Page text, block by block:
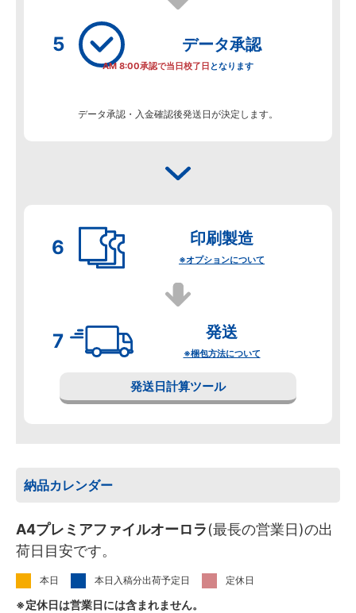
データ承認
AM 8:00承認で当日校了日 となります
データ承認・入金確認後発送日が決定します。
印刷製造
※オプションについて
発送
※梱包方法について
発送日計算ツール
納品カレンダー
A4プレミアファイルオーロラ(最長の営業日)の出
荷日目安です。
本日 本日入稿分出荷予定日 定休日
※定休日は営業日には含まれません。